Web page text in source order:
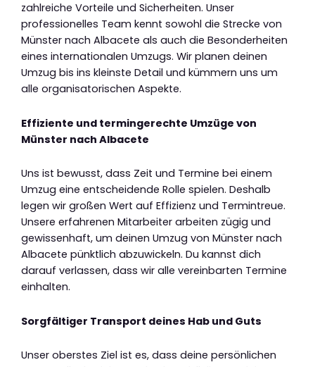
zahlreiche Vorteile und Sicherheiten. Unser
professionelles Team kennt sowohl die Strecke von
Münster nach Albacete als auch die Besonderheiten
eines internationalen Umzugs. Wir planen deinen
Umzug bis ins kleinste Detail und kümmern uns um
alle organisatorischen Aspekte.
Effiziente und termingerechte Umzüge von
Münster nach Albacete
Uns ist bewusst, dass Zeit und Termine bei einem
Umzug eine entscheidende Rolle spielen. Deshalb
legen wir großen Wert auf Effizienz und Termintreue.
Unsere erfahrenen Mitarbeiter arbeiten zügig und
gewissenhaft, um deinen Umzug von Münster nach
Albacete pünktlich abzuwickeln. Du kannst dich
darauf verlassen, dass wir alle vereinbarten Termine
einhalten.
Sorgfältiger Transport deines Hab und Guts
Unser oberstes Ziel ist es, dass deine persönlichen